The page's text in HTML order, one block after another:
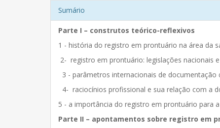
Sumário
Parte I – construtos teórico-reflexivos
1 - história do registro em prontuário na área da
2- registro em prontuário: legislações nacionais
3 - parâmetros internacionais de
4- raciocínios profissional e sua relação com a
5 - a importância do registro em prontuário para
Parte II – apontamentos sobre registro em